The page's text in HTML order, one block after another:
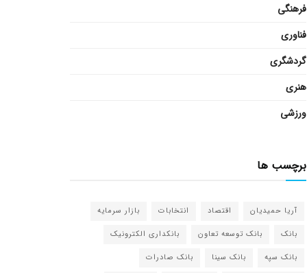
فرهنگی
فناوری
گردشگری
هنری
ورزشی
برچسب ها
آریا حمیدیان اقتصاد انتخابات
بازار سرمایه
بانک
بانک توسعه تعاون
بانکداری الکترونیک
بانک سپه
بانک سینا
بانک صادرات